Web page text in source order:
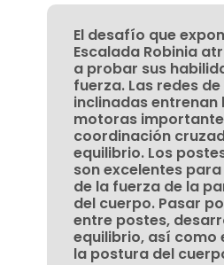
El desafío que
Escalada Robinia
a probar sus
fuerza. Las redes
inclinadas entrenan
motoras
coordinación
equilibrio. Los
son excelentes
de la fuerza de la
del cuerpo. Pasar
entre postes,
equilibrio, así como
la postura del